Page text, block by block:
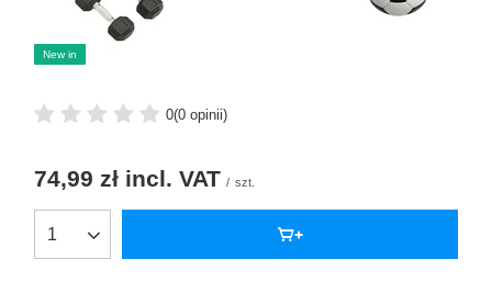
New in
0(0 opinii)
74,99 zł incl. VAT / szt.